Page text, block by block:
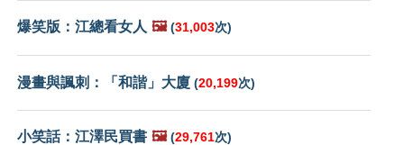
爆笑版：江總看女人 🖼️ (31,003次)
漫畫與諷刺：「和諧」大廈 (20,199次)
小笑話：江澤民買書 🖼️ (29,761次)